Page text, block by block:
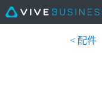
< 配件